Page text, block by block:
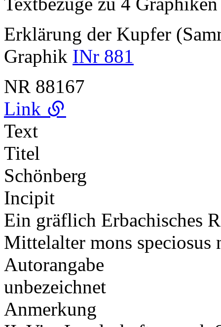
Erklärung der Kupfer
Graphik INr 881
NR 88167
Link
Text
Titel
Schönberg
Incipit
Ein gräflich Erbachisches
Mittelalter mons
Autorangabe
unbezeichnet
Anmerkung